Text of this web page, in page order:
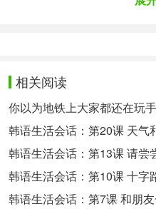
诸教授团队的研究结果
营养学杂志》(EJCN)上。
今日词汇：
중주【名词】重奏
통하다【自动词】 (与“-
이롭다【形容词】有利
相关阅读
你以为地铁上大家都还在玩
韩语生活会话：第20课 天气
韩语生活会话：第13课 请尝
韩语生活会话：第10课 十字
韩语生活会话：第7课 和朋